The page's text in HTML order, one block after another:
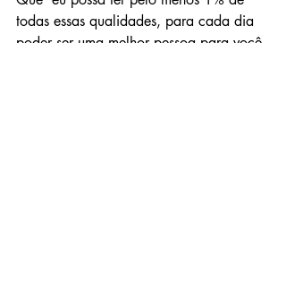
todas essas qualidades, para cada dia
poder ser uma melhor pessoa para você